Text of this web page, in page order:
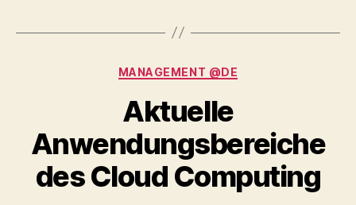
Categories
MANAGEMENT @DE
Aktuelle
Anwendungsbereiche
des Cloud Computing